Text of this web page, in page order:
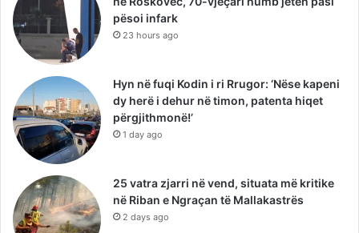
pësoi infark
23 hours ago
Hyn në fuqi Kodin i ri Rrugor: ‘Nëse kapeni
dy herë i dehur në timon, patenta hiqet
përgjithmonë!’
1 day ago
25 vatra zjarri në vend, situata më kritike
në Riban e Ngraçan të Mallakastrës
2 days ago